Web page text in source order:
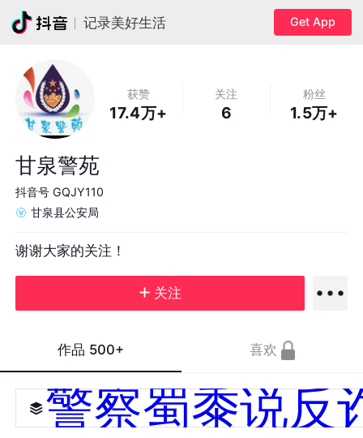
记录美好生活 Get App
获赞
17.4万+
关注
6
粉丝
1.5万+
甘泉警苑
抖音号 GQJY110
甘泉县公安局
谢谢大家的关注！
关注
作品 500+ 喜欢
警察蜀黍说反